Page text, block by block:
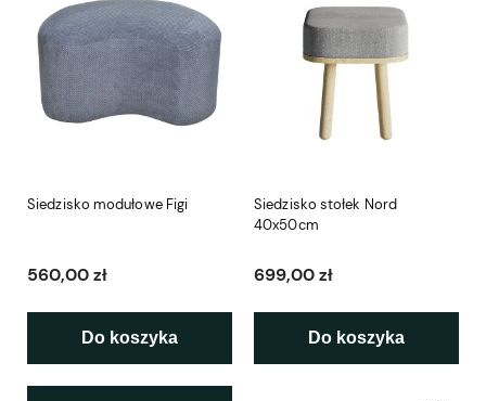
Siedzisko modułowe Figi
560,00 zł
Do koszyka
Siedzisko stołek Nord
40x50cm
699,00 zł
Do koszyka